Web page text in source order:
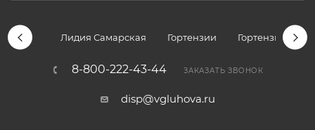
Лидия Самарская Гортензии Гортензии
8-800-222-43-44 ЗАКАЗАТЬ ЗВОНОК
disp@vgluhova.ru